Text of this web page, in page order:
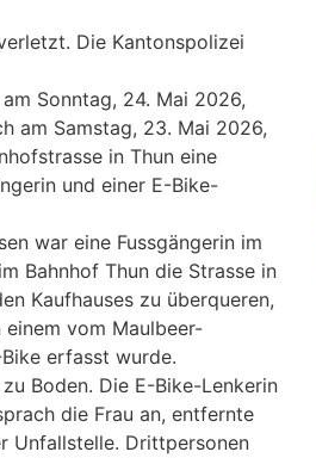
Die Kantonspolizei
Sonntag, 24. Mai 2026,
am Samstag, 23. Mai 2026,
in Thun eine
und einer E-Bike-
war eine Fussgängerin im
Bahnhof Thun die Strasse in
Kaufhauses zu überqueren,
vom Maulbeer-
erfasst wurde.
Boden. Die E-Bike-Lenkerin
die Frau an, entfernte
Unfallstelle. Drittpersonen